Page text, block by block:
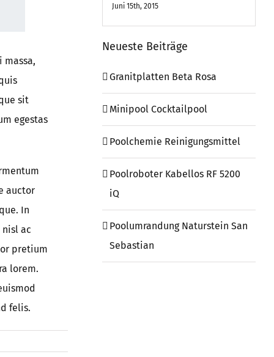
massa,
sit
egestas
auctor
In
ac
pretium
lorem.
felis.
Juni 15th, 2015
Neueste Beiträge
Granitplatten Beta Rosa
Minipool Cocktailpool
Poolchemie Reinigungsmittel
Poolroboter Kabellos RF 5200
iQ
Poolumrandung Naturstein San
Sebastian